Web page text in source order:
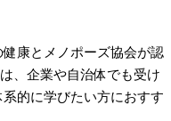
康とメノポーズ協会が認
は、企業や自治体でも受け
的に学びたい方におすす